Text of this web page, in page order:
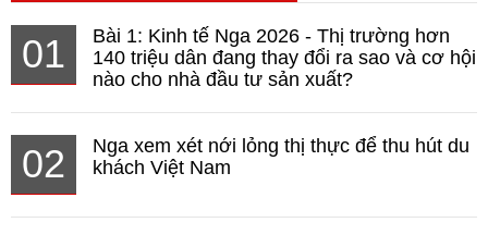
01
Bài 1: Kinh tế Nga 2026 - Thị trường hơn
140 triệu dân đang thay đổi ra sao và cơ hội
nào cho nhà đầu tư sản xuất?
02
Nga xem xét nới lỏng thị thực để thu hút du
khách Việt Nam